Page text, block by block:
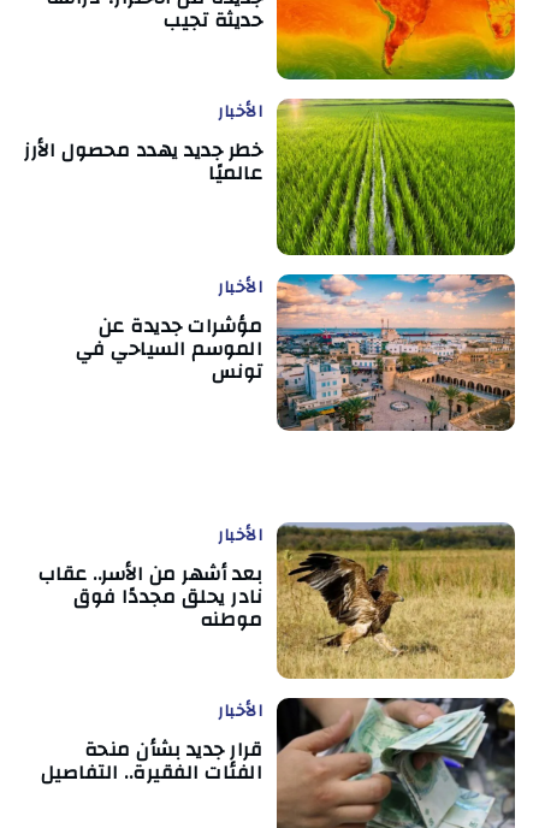
حديثة تجيب
الأخبار
خطر جديد يهدد محصول الأرز
عالميًا
الأخبار
مؤشرات جديدة عن
الموسم السياحي في
تونس
الأخبار
بعد أشهر من الأسر.. عقاب
نادر يحلق مجددًا فوق
موطنه
الأخبار
قرار جديد بشأن منحة
الفئات الفقيرة.. التفاصيل